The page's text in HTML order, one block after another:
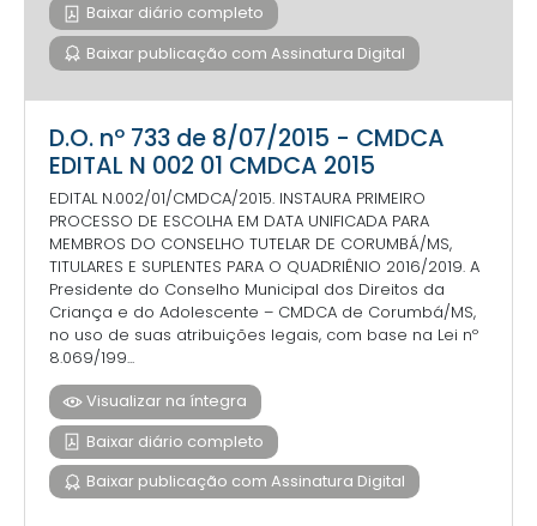
Baixar diário completo
Baixar publicação com Assinatura Digital
D.O. nº 733 de 8/07/2015 - CMDCA
EDITAL N 002 01 CMDCA 2015
EDITAL N.002/01/CMDCA/2015. INSTAURA PRIMEIRO
PROCESSO DE ESCOLHA EM DATA UNIFICADA PARA
MEMBROS DO CONSELHO TUTELAR DE CORUMBÁ/MS,
TITULARES E SUPLENTES PARA O QUADRIÊNIO 2016/2019. A
Presidente do Conselho Municipal dos Direitos da
Criança e do Adolescente – CMDCA de Corumbá/MS,
no uso de suas atribuições legais, com base na Lei nº
8.069/199...
Visualizar na íntegra
Baixar diário completo
Baixar publicação com Assinatura Digital